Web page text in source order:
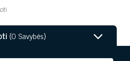
(0 Savybės)